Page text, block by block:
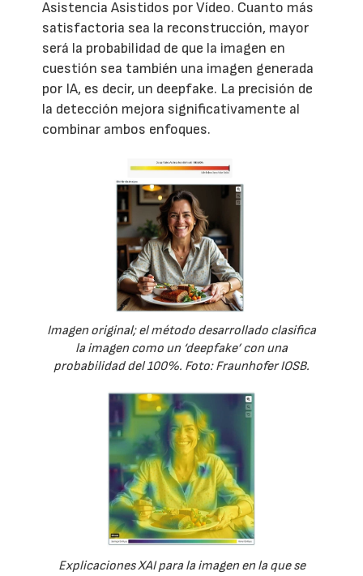
Asistencia Asistidos por Vídeo. Cuanto más
satisfactoria sea la reconstrucción, mayor
será la probabilidad de que la imagen en
cuestión sea también una imagen generada
por IA, es decir, un deepfake. La precisión de
la detección mejora significativamente al
combinar ambos enfoques.
Imagen original; el método desarrollado clasifica
la imagen como un ‘deepfake’ con una
probabilidad del 100%. Foto: Fraunhofer IOSB.
Explicaciones XAI para la imagen en la que se